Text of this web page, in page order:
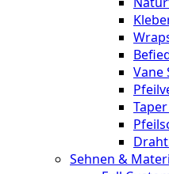
Vane
Sehnen &